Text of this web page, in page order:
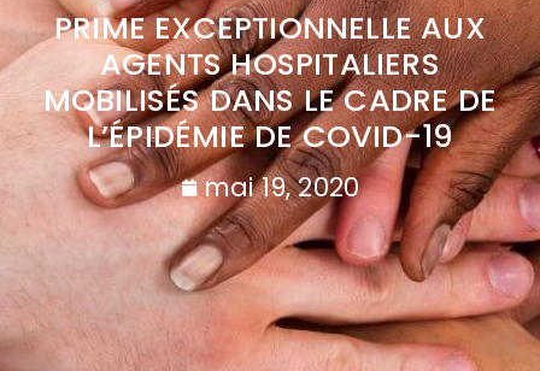
PRIME EXCEPTIONNELLE AUX
AGENTS HOSPITALIERS
MOBILISÉS DANS LE CADRE DE
L’ÉPIDÉMIE DE COVID-19
mai 19, 2020